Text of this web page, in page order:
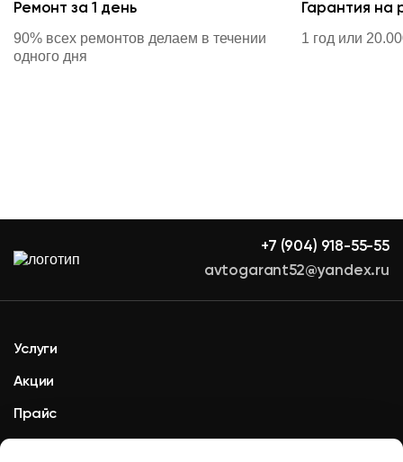
Ремонт за 1 день
90% всех ремонтов делаем в течении
одного дня
Гарантия на
1 год или
+7 (904) 918-55-55
avtogarant52@yandex.ru
Услуги
Акции
Прайс